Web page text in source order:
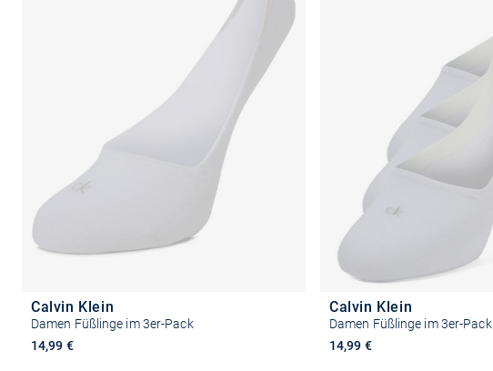
Calvin Klein
Damen Füßlinge im 3er-Pack
14,99 €
Calvin Klein
Damen Füßlinge im 3er-Pack
14,99 €